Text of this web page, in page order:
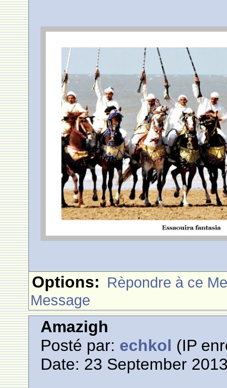
Options: Rèpondre à ce
Message
Amazigh
Posté par: echkol (IP
Date: 23 September